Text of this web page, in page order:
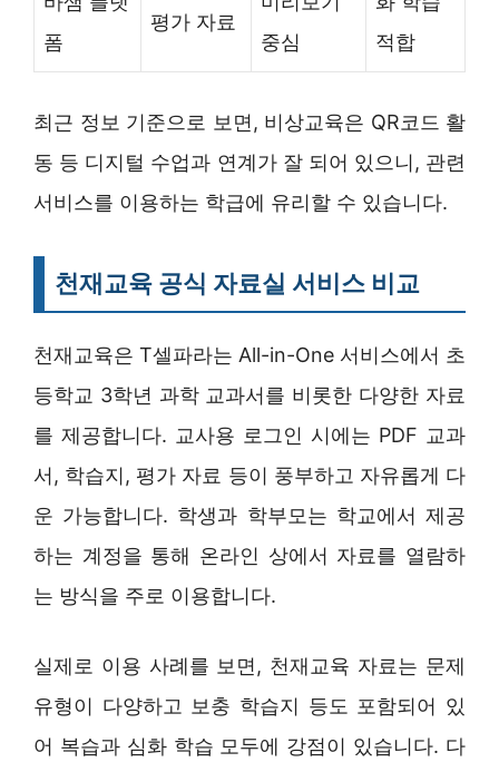
폼
평가 자료
중심
적합
최근 정보 기준으로 보면, 비상교육은 QR코드 활
동 등 디지털 수업과 연계가 잘 되어 있으니, 관련
서비스를 이용하는 학급에 유리할 수 있습니다.
천재교육 공식 자료실 서비스 비교
천재교육은 T셀파라는 All-in-One 서비스에서 초
등학교 3학년 과학 교과서를 비롯한 다양한 자료
를 제공합니다. 교사용 로그인 시에는 PDF 교과
서, 학습지, 평가 자료 등이 풍부하고 자유롭게 다
운 가능합니다. 학생과 학부모는 학교에서 제공
하는 계정을 통해 온라인 상에서 자료를 열람하
는 방식을 주로 이용합니다.
실제로 이용 사례를 보면, 천재교육 자료는 문제
유형이 다양하고 보충 학습지 등도 포함되어 있
어 복습과 심화 학습 모두에 강점이 있습니다. 다